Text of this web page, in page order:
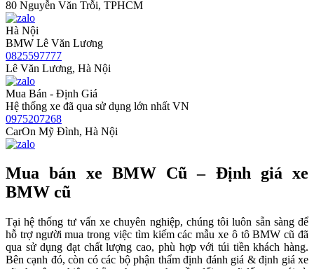
80 Nguyễn Văn Trỗi, TPHCM
Hà Nội
BMW Lê Văn Lương
0825597777
Lê Văn Lương, Hà Nội
Mua Bán - Định Giá
Hệ thống xe đã qua sử dụng lớn nhất VN
0975207268
CarOn Mỹ Đình, Hà Nội
Mua bán xe BMW Cũ – Định giá xe
BMW cũ
Tại hệ thống tư vấn xe chuyên nghiệp, chúng tôi luôn sẵn sàng để
hỗ trợ người mua trong việc tìm kiếm các mẫu xe ô tô BMW cũ đã
qua sử dụng đạt chất lượng cao, phù hợp với túi tiền khách hàng.
Bên cạnh đó, còn có các bộ phận thẩm định đánh giá & định giá xe